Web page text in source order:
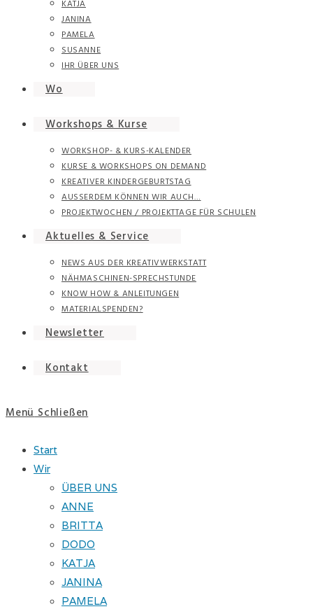
KATJA
JANINA
PAMELA
SUSANNE
IHR ÜBER UNS
Wo
Workshops & Kurse
WORKSHOP- & KURS-KALENDER
KURSE & WORKSHOPS ON DEMAND
KREATIVER KINDERGEBURTSTAG
AUSSERDEM KÖNNEN WIR AUCH…
PROJEKTWOCHEN / PROJEKTTAGE FÜR SCHULEN
Aktuelles & Service
NEWS AUS DER KREATIVWERKSTATT
NÄHMASCHINEN-SPRECHSTUNDE
KNOW HOW & ANLEITUNGEN
MATERIALSPENDEN?
Newsletter
Kontakt
Menü Schließen
Start
Wir
ÜBER UNS
ANNE
BRITTA
DODO
KATJA
JANINA
PAMELA